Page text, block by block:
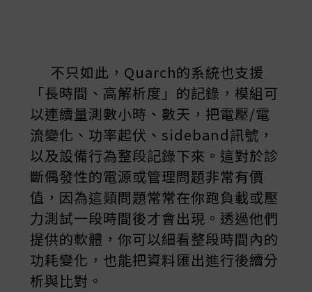
不只如此，Quarch的系統也支援
「長時間、高解析度」的記錄，模組可
以連續量測數小時、數天，把電壓/電
流變化、功率起伏、sideband訊號，
以及設備行為整段記錄下來。這對於診
斷偶發性的電源或管理問題非常有價
值，因為這類問題常常在你跑負載或壓
力測試一段時間後才會出現。透過他們
提供的軟體，你可以細看整段時間內的
功耗變化，也能把資料匯出進行後續分
析與比對。